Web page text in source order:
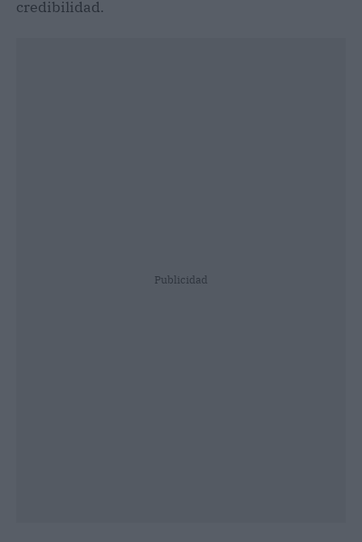
credibilidad.
Publicidad